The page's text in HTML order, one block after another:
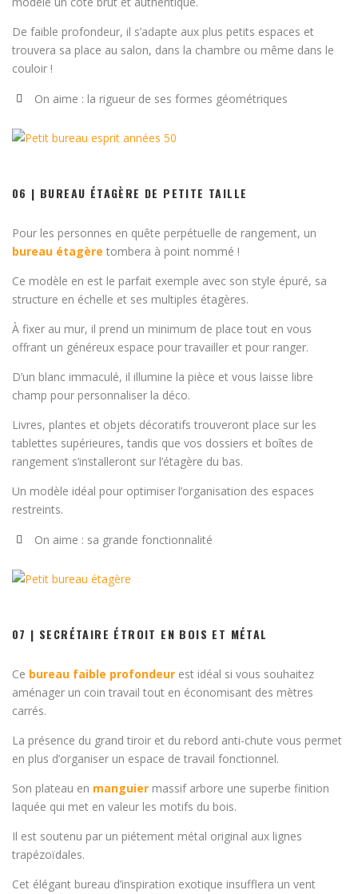
De faible profondeur, il s’adapte aux plus petits espaces et
trouvera sa place au salon, dans la chambre ou même dans le
couloir !
On aime : la rigueur de ses formes géométriques
06 | BUREAU ÉTAGÈRE DE PETITE TAILLE
Pour les personnes en quête perpétuelle de rangement, un
bureau étagère tombera à point nommé !
Ce modèle en est le parfait exemple avec son style épuré, sa
structure en échelle et ses multiples étagères.
À fixer au mur, il prend un minimum de place tout en vous
offrant un généreux espace pour travailler et pour ranger.
D’un blanc immaculé, il illumine la pièce et vous laisse libre
champ pour personnaliser la déco.
Livres, plantes et objets décoratifs trouveront place sur les
tablettes supérieures, tandis que vos dossiers et boîtes de
rangement s’installeront sur l’étagère du bas.
Un modèle idéal pour optimiser l’organisation des espaces
restreints.
On aime : sa grande fonctionnalité
07 | SECRÉTAIRE ÉTROIT EN BOIS ET MÉTAL
Ce bureau faible profondeur est idéal si vous souhaitez
aménager un coin travail tout en économisant des mètres
carrés.
La présence du grand tiroir et du rebord anti-chute vous permet
en plus d’organiser un espace de travail fonctionnel.
Son plateau en manguier massif arbore une superbe finition
laquée qui met en valeur les motifs du bois.
Il est soutenu par un piétement métal original aux lignes
trapézoïdales.
Cet élégant bureau d’inspiration exotique insufflera un vent